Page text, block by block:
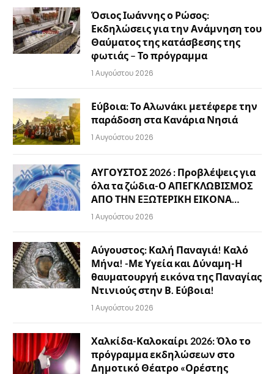
Όσιος Ιωάννης ο Ρώσος:
Εκδηλώσεις για την Ανάμνηση του
Θαύματος της κατάσβεσης της
φωτιάς – Το πρόγραμμα
1 Αυγούστου 2026
Εύβοια: Το Αλωνάκι μετέφερε την
παράδοση στα Κανάρια Νησιά
1 Αυγούστου 2026
ΑΥΓΟΥΣΤΟΣ 2026 : Προβλέψεις για
όλα τα ζώδια-Ο ΑΠΕΓΚΛΩΒΙΣΜΟΣ
ΑΠΟ ΤΗΝ ΕΞΩΤΕΡΙΚΗ ΕΙΚΟΝΑ…
1 Αυγούστου 2026
Αύγουστος: Καλή Παναγιά! Καλό
Μήνα! -Με Υγεία και Δύναμη-Η
θαυματουργή εικόνα της Παναγίας
Ντινιούς στην Β. Εύβοια!
1 Αυγούστου 2026
Χαλκίδα-Καλοκαίρι 2026: Όλο το
πρόγραμμα εκδηλώσεων στο
Δημοτικό Θέατρο «Ορέστης